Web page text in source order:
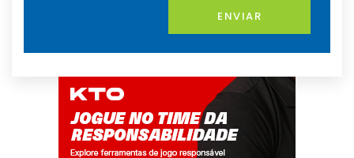
ENVIAR